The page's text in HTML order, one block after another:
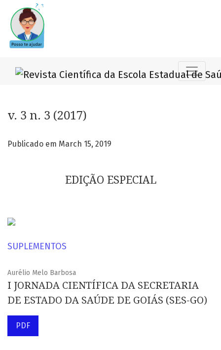
v. 3 n. 3 (2017)
Publicado em March 15, 2019
EDIÇÃO ESPECIAL
SUPLEMENTOS
Aurélio Melo Barbosa
I JORNADA CIENTÍFICA DA SECRETARIA
DE ESTADO DA SAÚDE DE GOIÁS (SES-GO)
PDF